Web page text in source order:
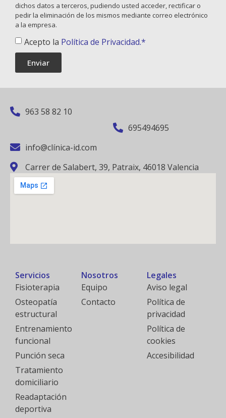
dichos datos a terceros, pudiendo usted acceder, rectificar o
pedir la eliminación de los mismos mediante correo electrónico
a la empresa.
Acepto la Política de Privacidad.*
Enviar
963 58 82 10
695494695
info@clínica-id.com
Carrer de Salabert, 39, Patraix, 46018 Valencia
Servicios
Fisioterapia
Osteopatía
estructural
Entrenamiento
funcional
Punción seca
Tratamiento
domiciliario
Readaptación
deportiva
Nosotros
Equipo
Contacto
Legales
Aviso legal
Política de
privacidad
Política de
cookies
Accesibilidad